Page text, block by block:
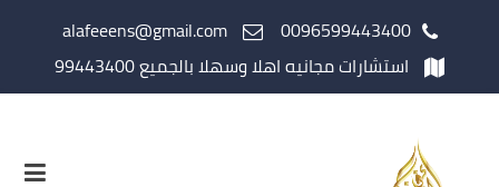
0096599443400
alafeeens@gmail.com
استشارات مجانيه اهلا وسهلا بالجميع 99443400